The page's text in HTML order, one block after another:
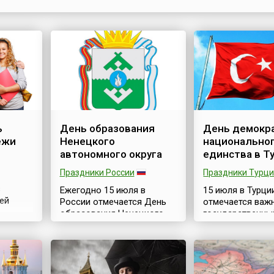
регламентированием деятельности п...
День образования
Ненецкого
автономного округа
Праздники России
Ежегодно 15 июля в
России отмечается День
образования Ненецкого
автономного округа (НАО).
году Президиум ВЦИК
РСФСР принял решение о
создании Ненецкого
День
единства в
Праздники
15 июля в
отмечается
праздник –
национального
(тур. Demokrasi
Günü), который